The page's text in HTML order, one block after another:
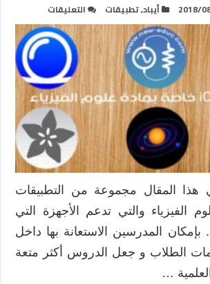
2018/ أيباد,تطبيقات التعليقات
تطبيقات
iOS
خاصة
بمادة
علوم
الفيزياء
مغلقة
هذا المقال مجموعة من التطبيقات
الفيزياء والتي تدعم الأجهزة التي
تعمل بنظام iOS. بإمكان المدرسين الاستعانة بها داخل
الطلاب و جعل الدروس أكثر متعة
…